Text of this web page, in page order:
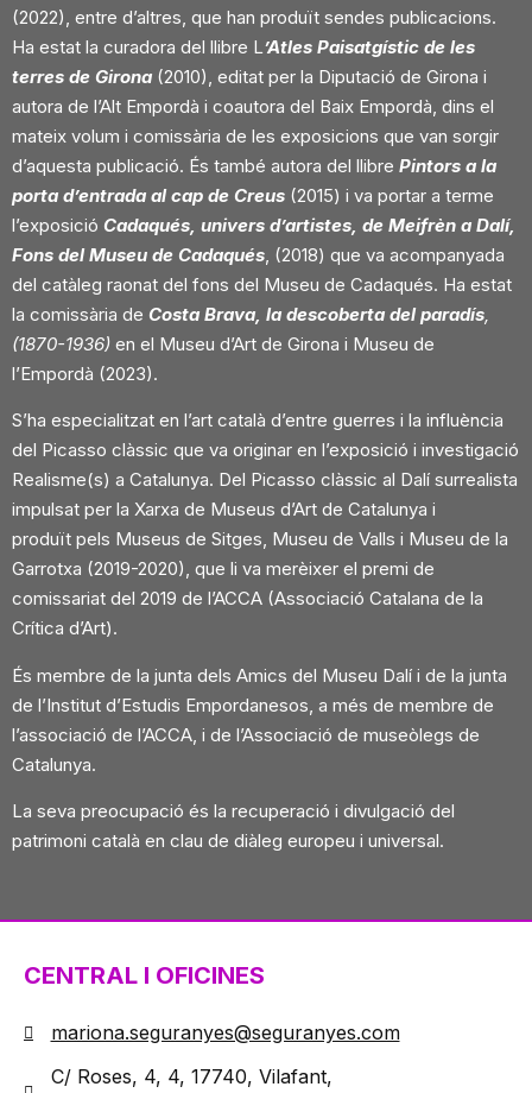
(2022), entre d’altres, que han produït sendes publicacions.
Ha estat la curadora del llibre L’Atles Paisatgístic de les
terres de Girona (2010), editat per la Diputació de Girona i
autora de l’Alt Empordà i coautora del Baix Empordà, dins el
mateix volum i comissària de les exposicions que van sorgir
d’aquesta publicació. És també autora del llibre Pintors a la
porta d’entrada al cap de Creus (2015) i va portar a terme
l’exposició Cadaqués, univers d’artistes, de Meifrèn a Dalí,
Fons del Museu de Cadaqués , (2018) que va acompanyada
del catàleg raonat del fons del Museu de Cadaqués. Ha estat
la comissària de Costa Brava, la descoberta del paradís
(1870-1936) en el Museu d’Art de Girona i Museu de
l’Empordà (2023).
S’ha especialitzat en l’art català d’entre guerres i la influència
del Picasso clàssic que va originar en l’exposició i investigació
Realisme(s) a Catalunya. Del Picasso clàssic al Dalí surrealista
impulsat per la Xarxa de Museus d’Art de Catalunya i
produït pels Museus de Sitges, Museu de Valls i Museu de la
Garrotxa (2019-2020), que li va merèixer el premi de
comissariat del 2019 de l’ACCA (Associació Catalana de la
Crítica d’Art).
És membre de la junta dels Amics del Museu Dalí i de la junta
de l’Institut d’Estudis Empordanesos, a més de membre de
l’associació de l’ACCA, i de l’Associació de museòlegs de
Catalunya.
La seva preocupació és la recuperació i divulgació del
patrimoni català en clau de diàleg europeu i universal.
CENTRAL I OFICINES
mariona.seguranyes@seguranyes.com
C/ Roses, 4, 4, 17740, Vilafant,